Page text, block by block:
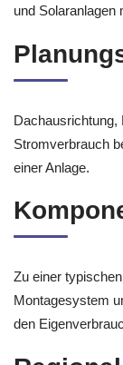
und Solaranlagen
Dachausrichtung,
Stromverbrauch
einer Anlage.
Zu einer
Montagesystem
den